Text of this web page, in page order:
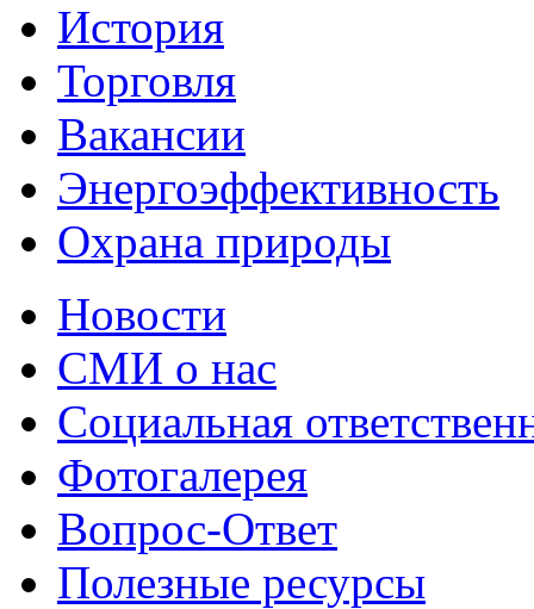
История
Торговля
Вакансии
Энергоэффективность
Охрана природы
Новости
СМИ о нас
Социальная
Фотогалерея
Вопрос-Ответ
Полезные ресурсы